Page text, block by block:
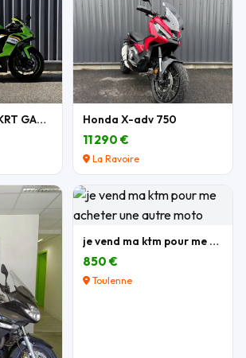
Kawasaki ZX6R KRT GARANTIE Honda X-adv 750
11 290 €
La Ravoire
je vend ma ktm pour me acheter une autre moto
850 €
Toulenne